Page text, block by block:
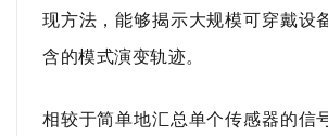
现方法，能够揭示大规模可穿戴设
含的模式演变轨迹。
相较于简单地汇总单个传感器的信